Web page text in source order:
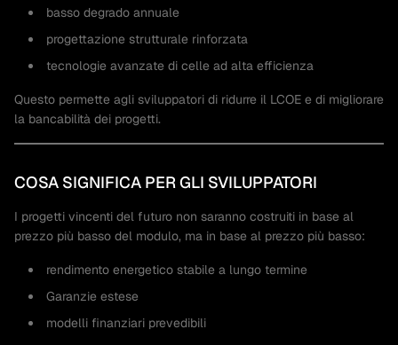
basso degrado annuale
progettazione strutturale rinforzata
tecnologie avanzate di celle ad alta efficienza
Questo permette agli sviluppatori di ridurre il LCOE e di migliorare
la bancabilità dei progetti.
COSA SIGNIFICA PER GLI SVILUPPATORI
I progetti vincenti del futuro non saranno costruiti in base al
prezzo più basso del modulo, ma in base al prezzo più basso:
rendimento energetico stabile a lungo termine
Garanzie estese
modelli finanziari prevedibili